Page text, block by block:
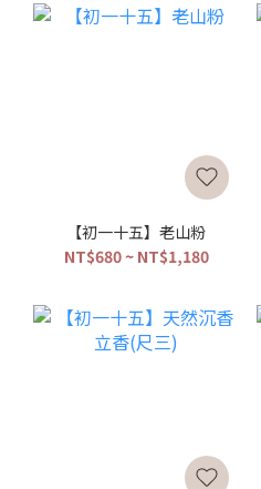
【初一十五】老山粉
NT$680 ~ NT$1,180